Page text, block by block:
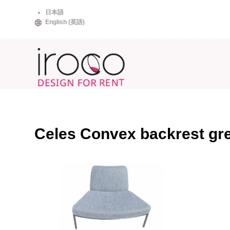
日本語
English (英語)
Celes Convex backrest